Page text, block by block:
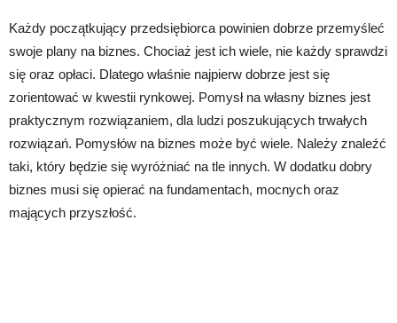
Każdy początkujący przedsiębiorca powinien dobrze przemyśleć
swoje plany na biznes. Chociaż jest ich wiele, nie każdy sprawdzi
się oraz opłaci. Dlatego właśnie najpierw dobrze jest się
zorientować w kwestii rynkowej. Pomysł na własny biznes jest
praktycznym rozwiązaniem, dla ludzi poszukujących trwałych
rozwiązań. Pomysłów na biznes może być wiele. Należy znaleźć
taki, który będzie się wyróżniać na tle innych. W dodatku dobry
biznes musi się opierać na fundamentach, mocnych oraz
mających przyszłość.